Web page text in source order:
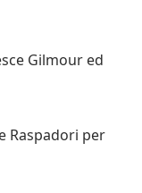
Gilmour ed
Raspadori per